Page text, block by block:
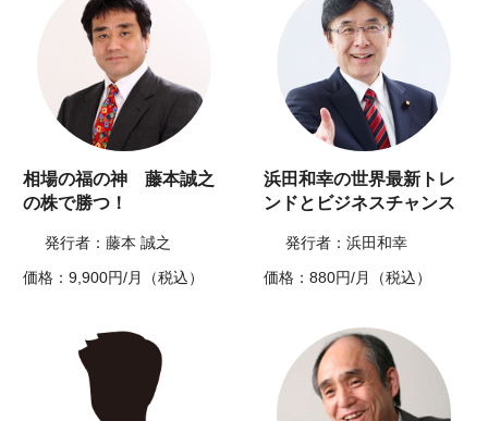
相場の福の神 藤本誠之
の株で勝つ！
発行者：藤本 誠之
価格：9,900円/月（税込）
浜田和幸の世界最新トレ
ンドとビジネスチャンス
発行者：浜田和幸
価格：880円/月（税込）